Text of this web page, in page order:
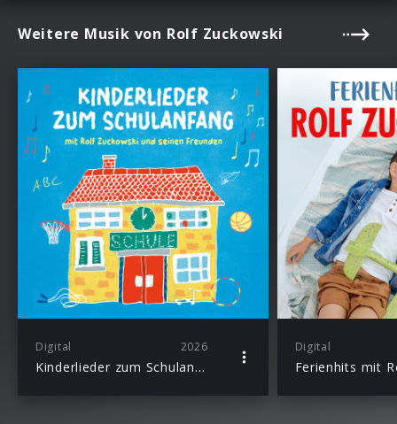
Weitere Musik von Rolf Zuckowski
Digital 2026
Kinderlieder zum Schulanfang mit Rolf Zuckowski und seinen Freunden
Digital